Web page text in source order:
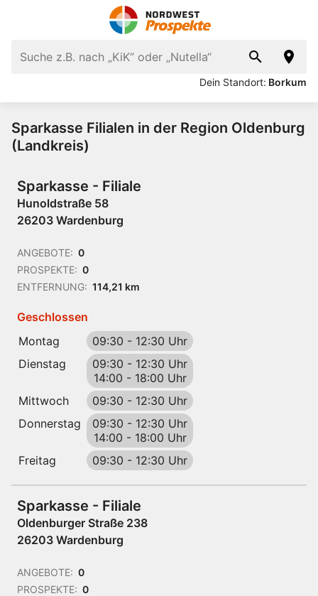
Dein Standort: Borkum
Sparkasse Filialen in der Region Oldenburg
(Landkreis)
Sparkasse - Filiale
Hunoldstraße 58
26203 Wardenburg
ANGEBOTE: 0
PROSPEKTE: 0
ENTFERNUNG: 114,21 km
Geschlossen
Montag
09:30 - 12:30 Uhr
Dienstag
09:30 - 12:30 Uhr
14:00 - 18:00 Uhr
Mittwoch
09:30 - 12:30 Uhr
Donnerstag
09:30 - 12:30 Uhr
14:00 - 18:00 Uhr
Freitag
09:30 - 12:30 Uhr
Sparkasse - Filiale
Oldenburger Straße 238
26203 Wardenburg
ANGEBOTE: 0
PROSPEKTE: 0